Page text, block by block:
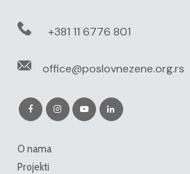
+381 11 6776 801
office@poslovnezene.org.rs
O nama
Projekti